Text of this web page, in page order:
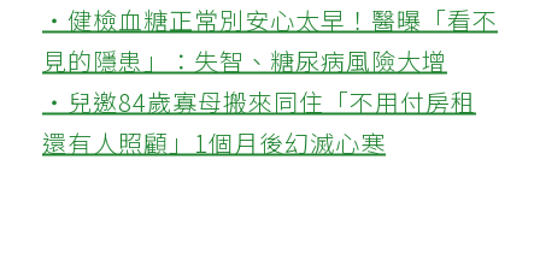
‧健檢血糖正常別安心太早！醫曝「看不
見的隱患」：失智、糖尿病風險大增
‧兒邀84歲寡母搬來同住「不用付房租
還有人照顧」1個月後幻滅心寒